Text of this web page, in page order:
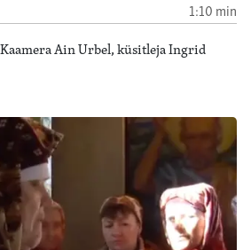
1:10 min
Ain Urbel, küsitleja Ingrid